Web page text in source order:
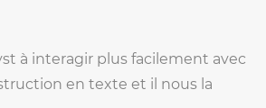
à interagir plus facilement avec
en texte et il nous la